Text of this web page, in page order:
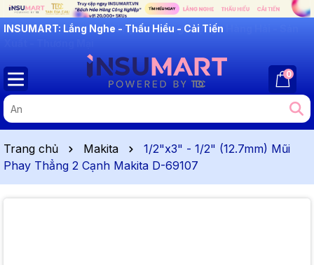
INSUMART: Lắng Nghe - Thấu Hiểu - Cải Tiến
0
Trang chủ Makita
1/2"x3" - 1/2" (12.7mm) Mũi
Phay Thẳng 2 Cạnh Makita D-69107